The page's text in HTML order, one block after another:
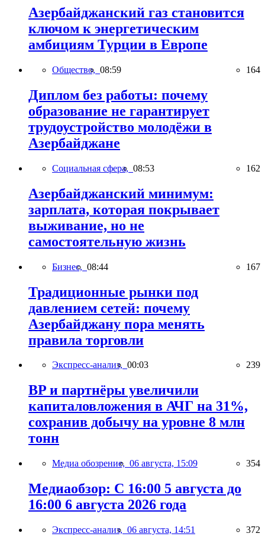
Азербайджанский газ становится
ключом к энергетическим
амбициям Турции в Европе
Общество, 08:59 164
Диплом без работы: почему
образование не гарантирует
трудоустройство молодёжи в
Азербайджане
Социальная сфера, 08:53 162
Азербайджанский минимум:
зарплата, которая покрывает
выживание, но не
самостоятельную жизнь
Бизнес, 08:44 167
Традиционные рынки под
давлением сетей: почему
Азербайджану пора менять
правила торговли
Экспресс-анализ, 00:03 239
BP и партнёры увеличили
капиталовложения в АЧГ на 31%,
сохранив добычу на уровне 8 млн
тонн
Медиа обозрение, 06 августа, 15:09 354
Медиаобзор: С 16:00 5 августа до
16:00 6 августа 2026 года
Экспресс-анализ, 06 августа, 14:51 372